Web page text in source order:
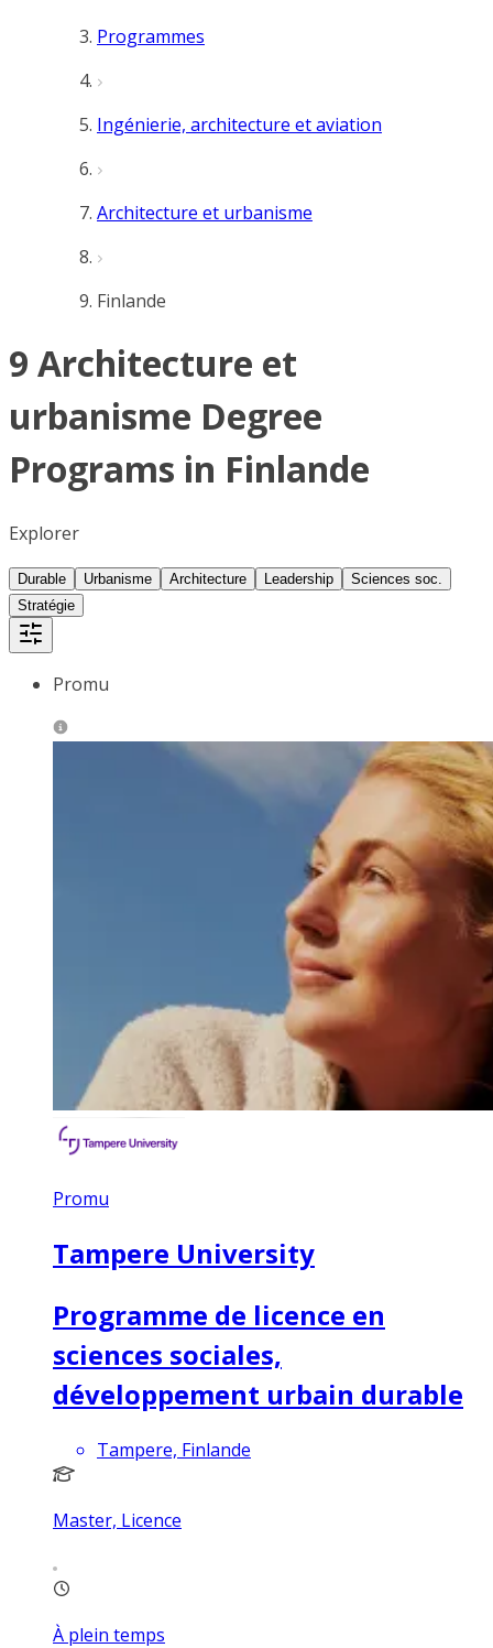
Programmes
Ingénierie, architecture et aviation
Architecture et urbanisme
Finlande
9 Architecture et
urbanisme Degree
Programs in Finlande
Explorer
Durable Urbanisme Architecture Leadership
Sciences soc.
Stratégie
Promu
Promu
Tampere University
Programme de licence en
sciences sociales,
développement urbain durable
Tampere, Finlande
Master, Licence
À plein temps